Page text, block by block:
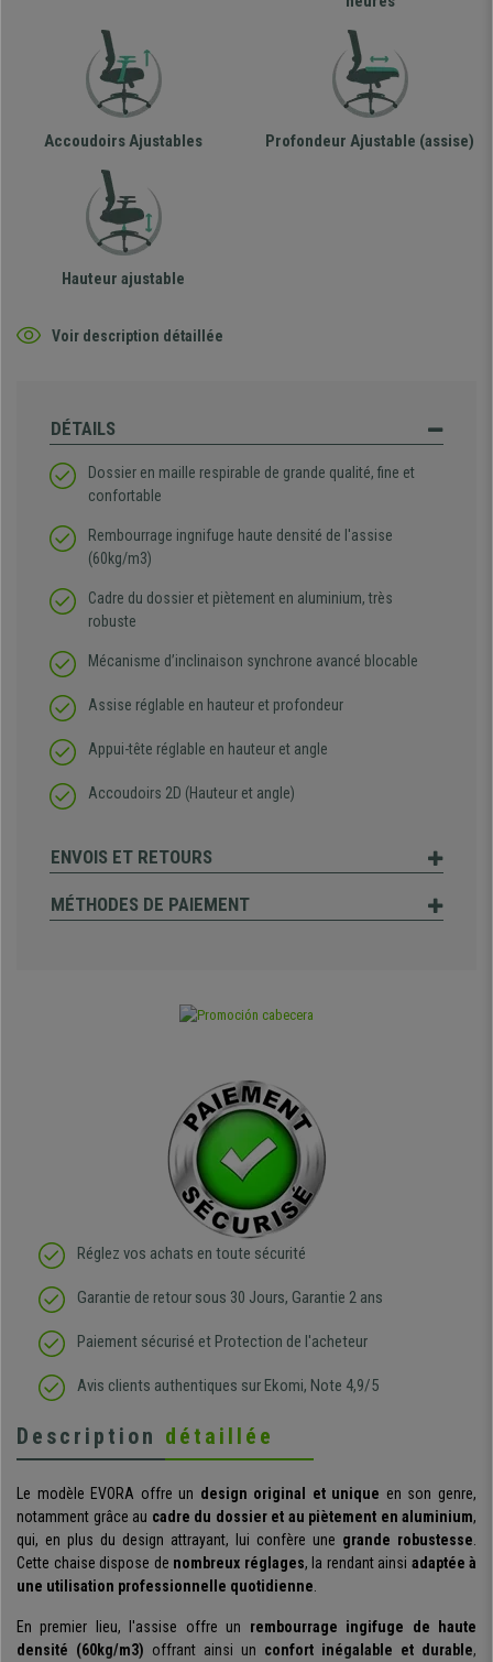
Accoudoirs Ajustables Profondeur Ajustable (assise)
Hauteur ajustable
Voir description détaillée
DÉTAILS
Dossier en maille respirable de grande qualité, fine et
confortable
Rembourrage ingnifuge haute densité de l'assise
(60kg/m3)
Cadre du dossier et piètement en aluminium, très
robuste
Mécanisme d’inclinaison synchrone avancé blocable
Assise réglable en hauteur et profondeur
Appui-tête réglable en hauteur et angle
Accoudoirs 2D (Hauteur et angle)
ENVOIS ET RETOURS
MÉTHODES DE PAIEMENT
Réglez vos achats en toute sécurité
Garantie de retour sous 30 Jours, Garantie 2 ans
Paiement sécurisé et Protection de l'acheteur
Avis clients authentiques sur Ekomi, Note 4,9/5
Description détaillée
Le modèle EVORA offre un design original et unique en son genre,
notamment grâce au cadre du dossier et au piètement en aluminium,
qui, en plus du design attrayant, lui confère une grande robustesse.
Cette chaise dispose de nombreux réglages, la rendant ainsi adaptée à
une utilisation professionnelle quotidienne.
En premier lieu, l'assise offre un rembourrage ingifuge de haute
densité (60kg/m3) offrant ainsi un confort inégalable et durable,